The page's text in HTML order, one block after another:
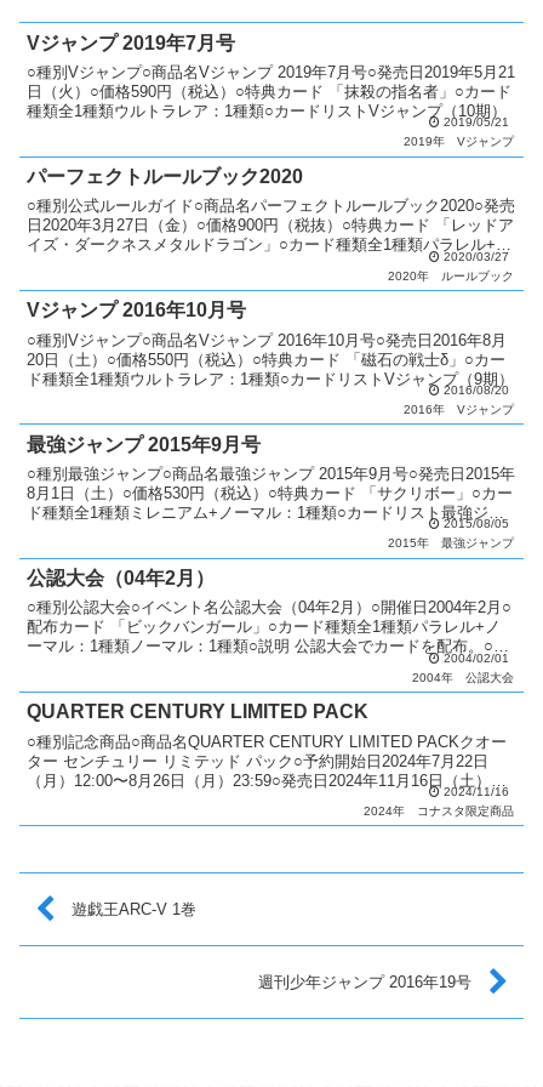
Vジャンプ 2019年7月号
○種別Vジャンプ○商品名Vジャンプ 2019年7月号○発売日2019年5月21
日（火）○価格590円（税込）○特典カード 「抹殺の指名者」○カード
種類全1種類ウルトラレア：1種類○カードリストVジャンプ（10期）
2019/05/21
2019年
Vジャンプ
パーフェクトルールブック2020
○種別公式ルールガイド○商品名パーフェクトルールブック2020○発売
日2020年3月27日（金）○価格900円（税抜）○特典カード 「レッドア
イズ・ダークネスメタルドラゴン」○カード種類全1種類パラレル+ノ
2020/03/27
2020年
ルールブック
Vジャンプ 2016年10月号
○種別Vジャンプ○商品名Vジャンプ 2016年10月号○発売日2016年8月
20日（土）○価格550円（税込）○特典カード 「磁石の戦士δ」○カー
ド種類全1種類ウルトラレア：1種類○カードリストVジャンプ（9期）
2016/08/20
2016年
Vジャンプ
最強ジャンプ 2015年9月号
○種別最強ジャンプ○商品名最強ジャンプ 2015年9月号○発売日2015年
8月1日（土）○価格530円（税込）○特典カード 「サクリボー」○カー
ド種類全1種類ミレニアム+ノーマル：1種類○カードリスト最強ジャ
2015/08/05
2015年
最強ジャンプ
公認大会（04年2月）
○種別公認大会○イベント名公認大会（04年2月）○開催日2004年2月○
配布カード 「ビックバンガール」○カード種類全1種類パラレル+ノ
ーマル：1種類ノーマル：1種類○説明 公認大会でカードを配布。○備
2004/02/01
2004年
公認大会
QUARTER CENTURY LIMITED PACK
○種別記念商品○商品名QUARTER CENTURY LIMITED PACKクオー
ター センチュリー リミテッド パック○予約開始日2024年7月22日
（月）12:00〜8月26日（月）23:59○発売日2024年11月16日（土）○
2024/11/16
2024年
コナスタ限定商品
遊戯王ARC-V 1巻
週刊少年ジャンプ 2016年19号